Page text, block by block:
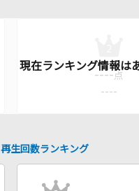
---- 点
----
再生回数ランキング